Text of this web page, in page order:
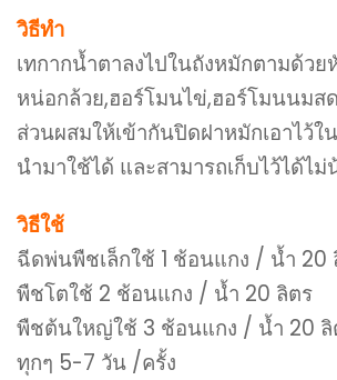
วิธีทำ
เทกากน้ำตาลงไปในถังหมักตามด้วย
หน่อกล้วย,ฮอร์โมนไข่,ฮอร์โมนนมส
ส่วนผสมให้เข้ากันปิดฝาหมักเอาไว้ใ
นำมาใช้ได้ และสามารถเก็บไว้ได้ไ
วิธีใช้
ฉีดพ่นพืชเล็กใช้ 1 ช้อนแกง / น้ำ 20
พืชโตใช้ 2 ช้อนแกง / น้ำ 20 ลิตร
พืชต้นใหญ่ใช้ 3 ช้อนแกง / น้ำ 20 ลิ
ทุกๆ 5-7 วัน /ครั้ง